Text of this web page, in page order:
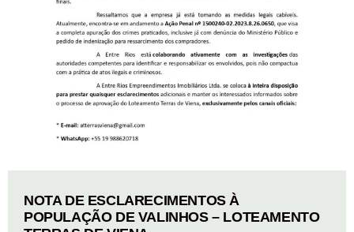
NOTA DE ESCLARECIMENTOS À
POPULAÇÃO DE VALINHOS – LOTEAMENTO